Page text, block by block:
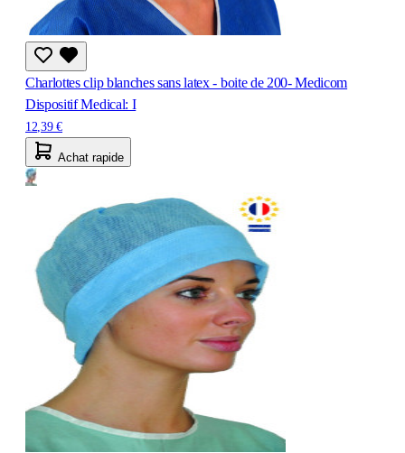
Charlottes clip blanches sans latex - boite de 200- Medicom
Dispositif Medical: I
12,39 €
Achat rapide